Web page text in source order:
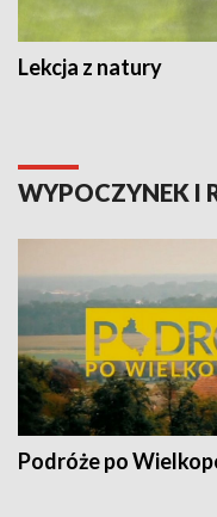
Lekcja z natury
WYPOCZYNEK I
Podróże po